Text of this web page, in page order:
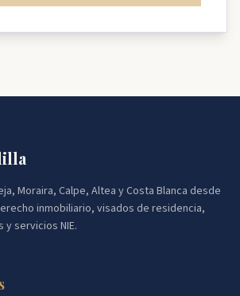
Moraira, Calpe, Altea y Costa Blanca desde
inmobiliario, visados de residencia,
y servicios NIE.